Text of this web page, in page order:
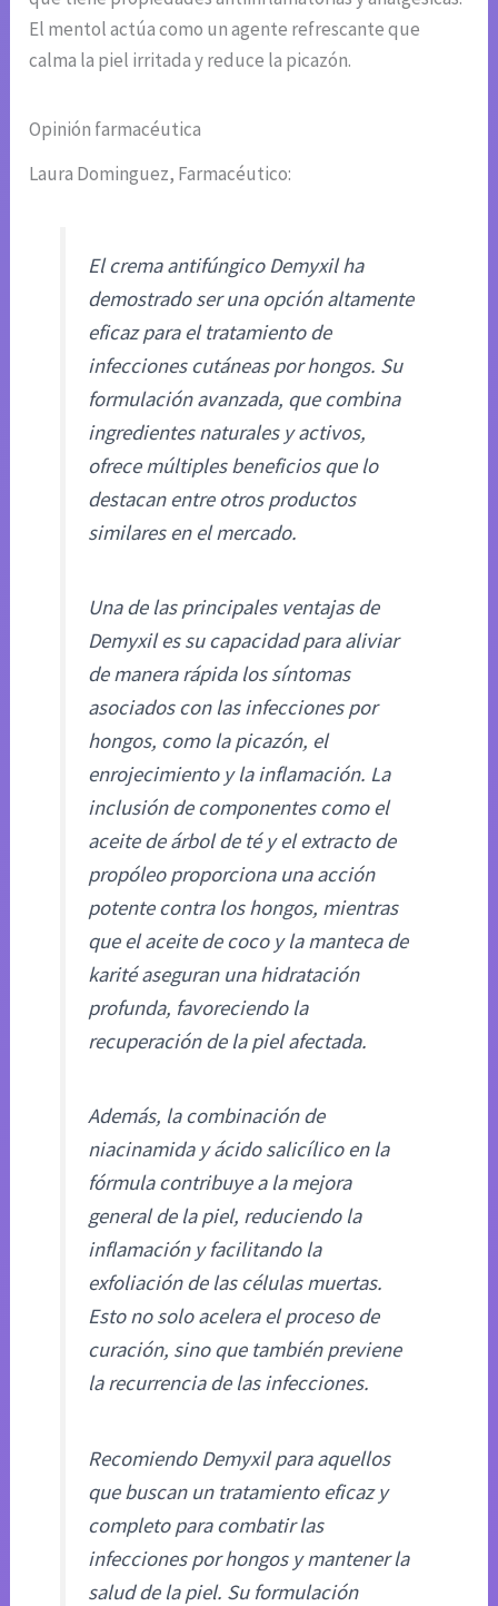
El mentol actúa como un agente refrescante que
calma la piel irritada y reduce la picazón.
Opinión farmacéutica
Laura Dominguez, Farmacéutico:
El crema antifúngico Demyxil ha
demostrado ser una opción altamente
eficaz para el tratamiento de
infecciones cutáneas por hongos. Su
formulación avanzada, que combina
ingredientes naturales y activos,
ofrece múltiples beneficios que lo
destacan entre otros productos
similares en el mercado.
Una de las principales ventajas de
Demyxil es su capacidad para aliviar
de manera rápida los síntomas
asociados con las infecciones por
hongos, como la picazón, el
enrojecimiento y la inflamación. La
inclusión de componentes como el
aceite de árbol de té y el extracto de
propóleo proporciona una acción
potente contra los hongos, mientras
que el aceite de coco y la manteca de
karité aseguran una hidratación
profunda, favoreciendo la
recuperación de la piel afectada.
Además, la combinación de
niacinamida y ácido salicílico en la
fórmula contribuye a la mejora
general de la piel, reduciendo la
inflamación y facilitando la
exfoliación de las células muertas.
Esto no solo acelera el proceso de
curación, sino que también previene
la recurrencia de las infecciones.
Recomiendo Demyxil para aquellos
que buscan un tratamiento eficaz y
completo para combatir las
infecciones por hongos y mantener la
salud de la piel. Su formulación